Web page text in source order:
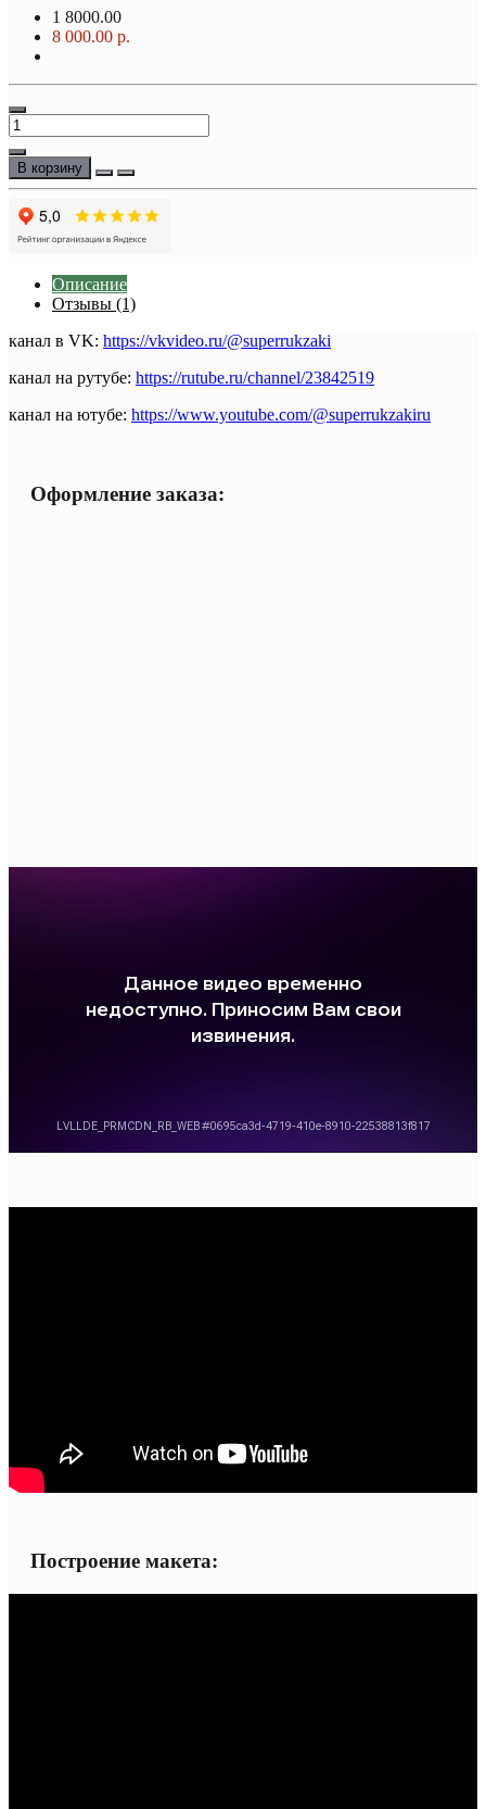
1 8000.00
8 000.00 р.
В корзину
Описание
Отзывы (1)
канал в VK: https://vkvideo.ru/@superrukzaki
канал на рутубе: https://rutube.ru/channel/23842519
канал на ютубе: https://www.youtube.com/@superrukzakiru
Оформление заказа:
Построение макета: